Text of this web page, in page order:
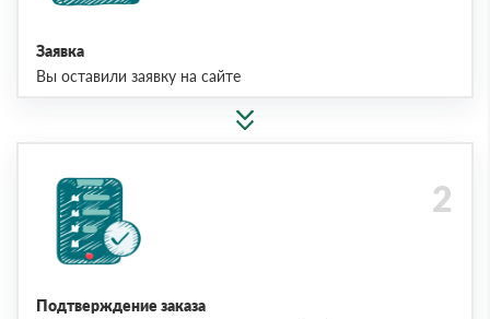
Заявка
Вы оставили заявку на сайте
Подтверждение заказа